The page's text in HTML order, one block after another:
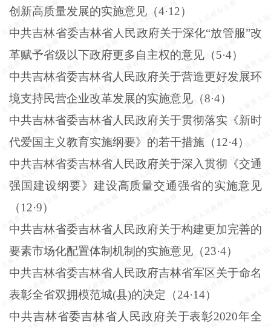
创新高质量发展的实施意见（4·12）
中共吉林省委吉林省人民政府关于深化“放管服”改
革赋予省级以下政府更多自主权的意见（5·4）
中共吉林省委吉林省人民政府关于营造更好发展环
境支持民营企业改革发展的实施意见（8·4）
中共吉林省委吉林省人民政府关于贯彻落实《新时
代爱国主义教育实施纲要》的若干措施（12·4）
中共吉林省委吉林省人民政府关于深入贯彻《交通
强国建设纲要》建设高质量交通强省的实施意见
（12·9）
中共吉林省委吉林省人民政府关于构建更加完善的
要素市场化配置体制机制的实施意见（23·4）
中共吉林省委吉林省人民政府吉林省军区关于命名
表彰全省双拥模范城(县)的决定（24·14）
中共吉林省委吉林省人民政府关于表彰2020年全